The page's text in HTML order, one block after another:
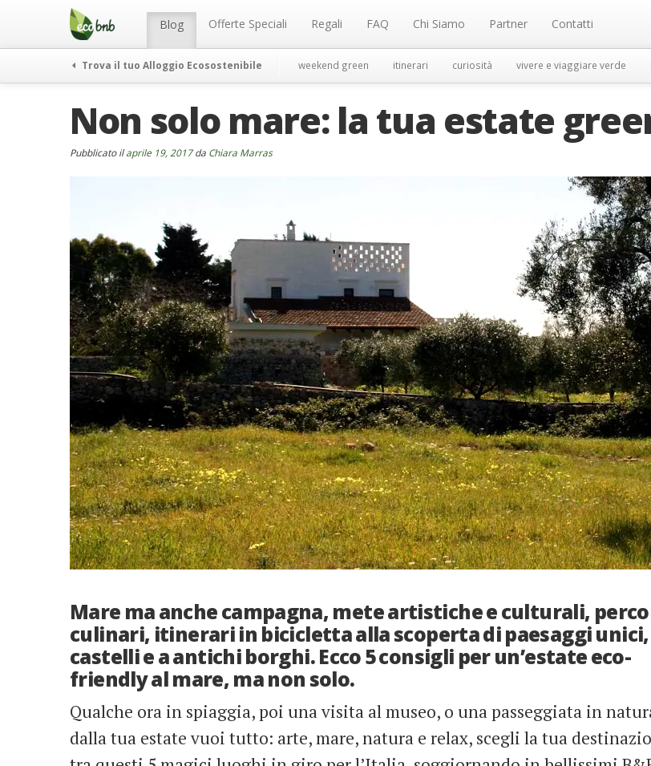
Menu Blog Offerte Speciali Regali FAQ Chi Siamo Partner Contatti
Trova il tuo Alloggio Ecosostenibile weekend green itinerari curiosità vivere e viaggiare verde
Non solo mare: la tua estate
Pubblicato ilaprile 19, 2017da Chiara Marras
Mare ma anche campagna, mete artistiche e culturali,
culinari, itinerari in bicicletta alla scoperta di paesaggi unici,
castelli e a antichi borghi. Ecco 5 consigli per un’estate eco-
friendly al mare, ma non solo.
Qualche ora in spiaggia, poi una visita al museo, o una passeggiata in
dalla tua estate vuoi tutto: arte, mare, natura e relax, scegli la tua